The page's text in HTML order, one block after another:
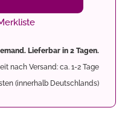
Lieferbar in 2 Tagen.
nach Versand: ca. 1-2 Tage
(innerhalb Deutschlands)